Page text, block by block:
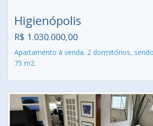
Higienópolis
R$ 1.030.000,00
Apartamento à venda. 2 dormitórios,
75 m2.